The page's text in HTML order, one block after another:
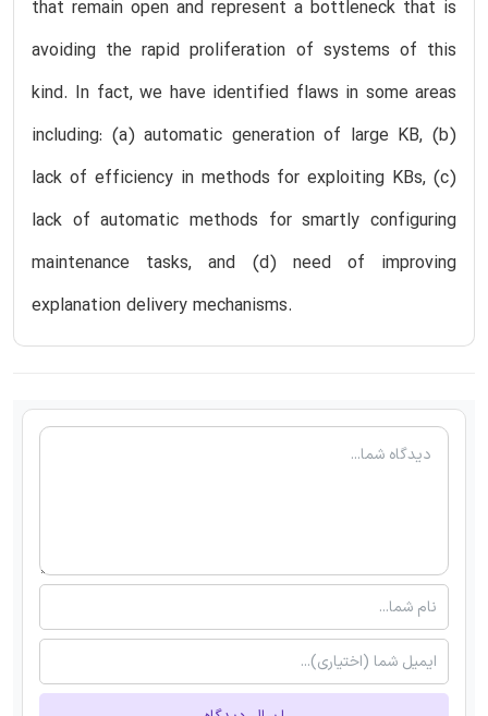
that remain open and represent a bottleneck that is
avoiding the rapid proliferation of systems of this
kind. In fact, we have identified flaws in some areas
including: (a) automatic generation of large KB, (b)
lack of efficiency in methods for exploiting KBs, (c)
lack of automatic methods for smartly configuring
maintenance tasks, and (d) need of improving
explanation delivery mechanisms.